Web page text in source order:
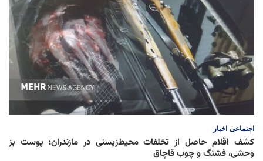
اجتماعی اخبار
کشف اقلام حاصل از تخلفات محیط‌زیستی در مازندران؛ پوست بز
وحشی، فشنگ و چوب قاچاق